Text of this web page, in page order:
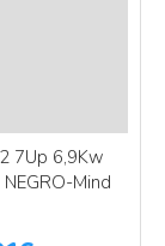
7Up 6,9Kw
Mind